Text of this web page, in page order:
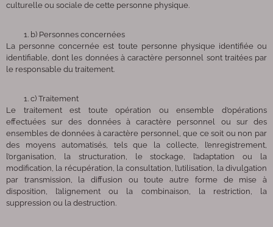
culturelle ou sociale de cette personne physique.
b) Personnes concernées
La personne concernée est toute personne physique identifiée ou
identifiable, dont les données à caractère personnel sont traitées par
le responsable du traitement.
c) Traitement
Le traitement est toute opération ou ensemble d’opérations
effectuées sur des données à caractère personnel ou sur des
ensembles de données à caractère personnel, que ce soit ou non par
des moyens automatisés, tels que la collecte, l’enregistrement,
l’organisation, la structuration, le stockage, l’adaptation ou la
modification, la récupération, la consultation, l’utilisation, la divulgation
par transmission, la diffusion ou toute autre forme de mise à
disposition, l’alignement ou la combinaison, la restriction, la
suppression ou la destruction.